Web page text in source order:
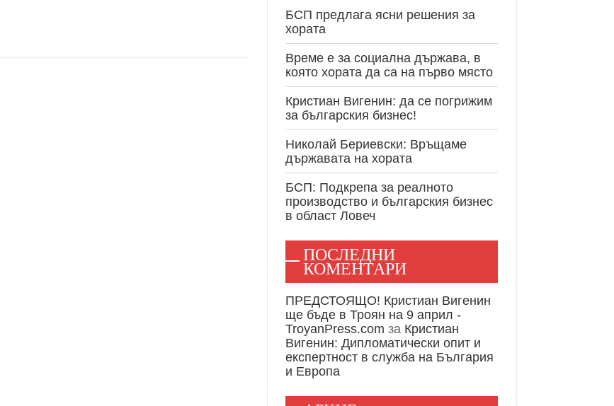
Кристиан Вигенин: Дипломатически опит и експертност вБСП предлага ясни решения за
хората
Време е за социална държава, в
която хората да са на първо място
Кристиан Вигенин: да се погрижим
за българския бизнес!
Николай Бериевски: Връщаме
държавата на хората
БСП: Подкрепа за реалното
производство и българския бизнес
в област Ловеч
ПОСЛЕДНИ
КОМЕНТАРИ
ПРЕДСТОЯЩО! Кристиан Вигенин
ще бъде в Троян на 9 април -
TroyanPress.com за Кристиан
Вигенин: Дипломатически опит и
експертност в служба на България
и Европа